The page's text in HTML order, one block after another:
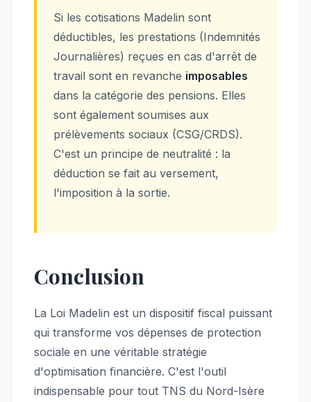
Si les cotisations Madelin sont
déductibles, les prestations (Indemnités
Journalières) reçues en cas d'arrêt de
travail sont en revanche imposables
dans la catégorie des pensions. Elles
sont également soumises aux
prélèvements sociaux (CSG/CRDS).
C'est un principe de neutralité : la
déduction se fait au versement,
l'imposition à la sortie.
Conclusion
La Loi Madelin est un dispositif fiscal puissant
qui transforme vos dépenses de protection
sociale en une véritable stratégie
d'optimisation financière. C'est l'outil
indispensable pour tout TNS du Nord-Isère